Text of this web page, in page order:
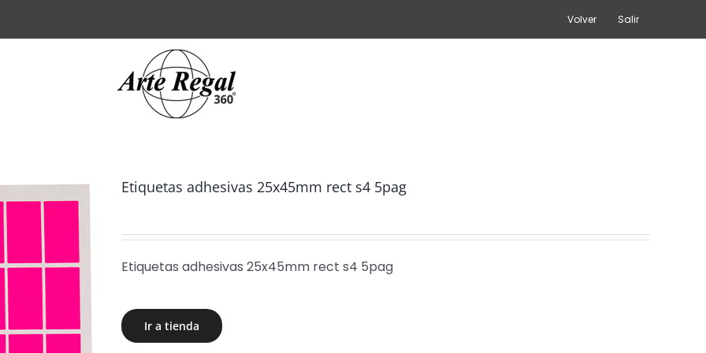
Volver Salir
Etiquetas adhesivas 25x45mm rect s4 5pag
Etiquetas adhesivas 25x45mm rect s4 5pag
Ir a tienda